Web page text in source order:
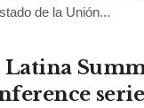
de la Unión...
Latina